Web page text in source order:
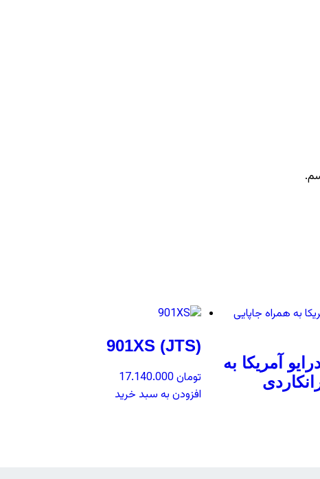
آمریکا به
901XS (JTS)
تومان
افزودن به سبد خرید